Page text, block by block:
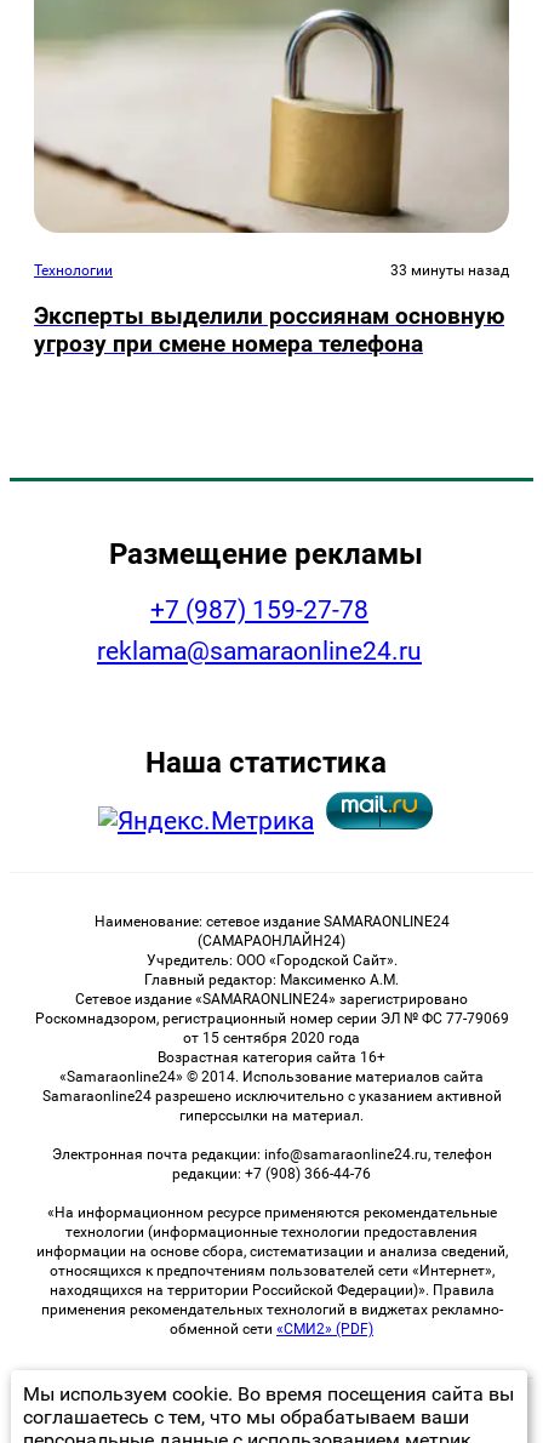
Технологии 33 минуты назад
Эксперты выделили россиянам основную
угрозу при смене номера телефона
Размещение рекламы
+7 (987) 159-27-78
reklama@samaraonline24.ru
Наша статистика
Наименование: сетевое издание SAMARAONLINE24
(САМАРАОНЛАЙН24)
Учредитель: ООО «Городской Сайт».
Главный редактор: Максименко А.М.
Сетевое издание «SAMARAONLINE24» зарегистрировано
Роскомнадзором, регистрационный номер серии ЭЛ № ФС 77-79069
от 15 сентября 2020 года
Возрастная категория сайта 16+
«Samaraonline24» © 2014. Использование материалов сайта
Samaraonline24 разрешено исключительно с указанием активной
гиперссылки на материал.
Электронная почта редакции: info@samaraonline24.ru, телефон
редакции: +7 (908) 366-44-76
«На информационном ресурсе применяются рекомендательные
технологии (информационные технологии предоставления
информации на основе сбора, систематизации и анализа сведений,
относящихся к предпочтениям пользователей сети «Интернет»,
находящихся на территории Российской Федерации)». Правила
применения рекомендательных технологий в виджетах рекламно-
обменной сети «СМИ2» (PDF)
© 2026 «samaraOnline24» | Все права защищены
Мы используем cookie. Во время посещения сайта вы
соглашаетесь с тем, что мы обрабатываем ваши